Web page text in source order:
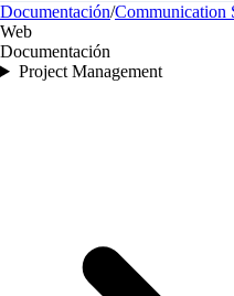
Documentación/Communication
Web
Documentación
Project Management